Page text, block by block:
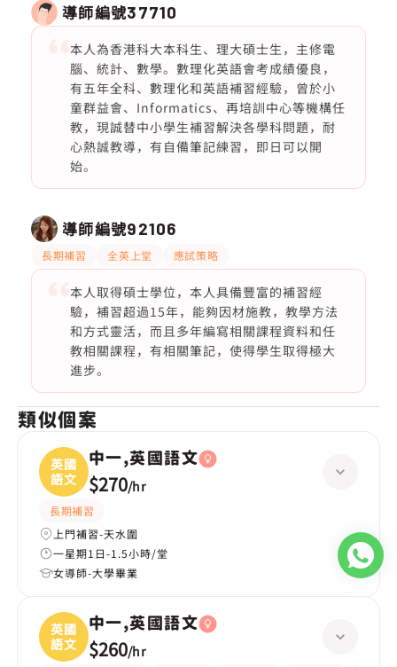
導師編號37710
本人為香港科大本科生、理大碩士生，主修電
腦、統計、數學。數理化英語會考成績優良，
有五年全科、數理化和英語補習經驗，曾於小
童群益會、Informatics、再培訓中心等機構任
教，現誠替中小學生補習解決各學科問題，耐
心熱誠教導，有自備筆記練習，即日可以開
始。
導師編號92106
長期補習 全英上堂 應試策略
本人取得碩士學位，本人具備豐富的補習經
驗，補習超過15年，能夠因材施教，教學方法
和方式靈活，而且多年編寫相關課程資料和任
教相關課程，有相關筆記，使得學生取得極大
進步。
類似個案
英國
語文
中一,英國語文
$270/hr
長期補習
上門補習-天水圍
一星期1日-1.5小時/堂
女導師-大學畢業
英國
語文
中一,英國語文
$260/hr